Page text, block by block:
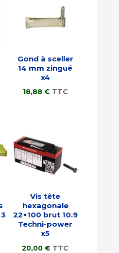
Gond à sceller
14 mm zingué
x4
18,88 € TTC
Vis tête
hexagonale
22×100 brut 10.9
Techni-power
x5
20,00€ TTC